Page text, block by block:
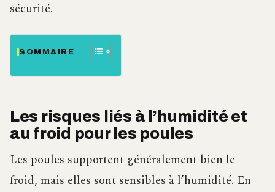
sécurité.
SOMMAIRE
Les risques liés à l’humidité et
au froid pour les poules
Les poules supportent généralement bien le
froid, mais elles sont sensibles à l’humidité. En